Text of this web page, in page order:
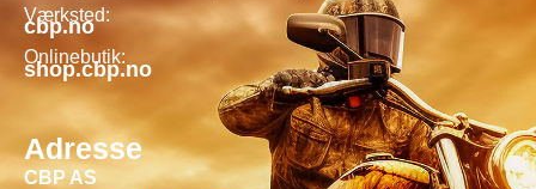
Værksted:
cbp.no
Onlinebutik:
shop.cbp.no
Adresse
CBP AS